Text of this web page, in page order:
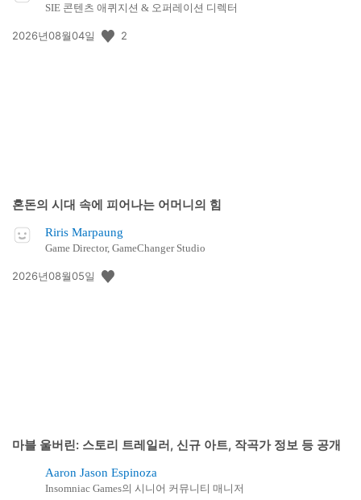
SIE 콘텐츠 애퀴지션 & 오퍼레이션 디렉터
공
2026년08월04일 2
혼돈의 시대 속에 피어나는 어머니의 힘
Riris Marpaung
Game Director, GameChanger Studio
공
2026년08월05일
마블 울버린: 스토리 트레일러, 신규 아트, 작곡가 정보 등 공개
Aaron Jason Espinoza
Insomniac Games의 시니어 커뮤니티 매니저